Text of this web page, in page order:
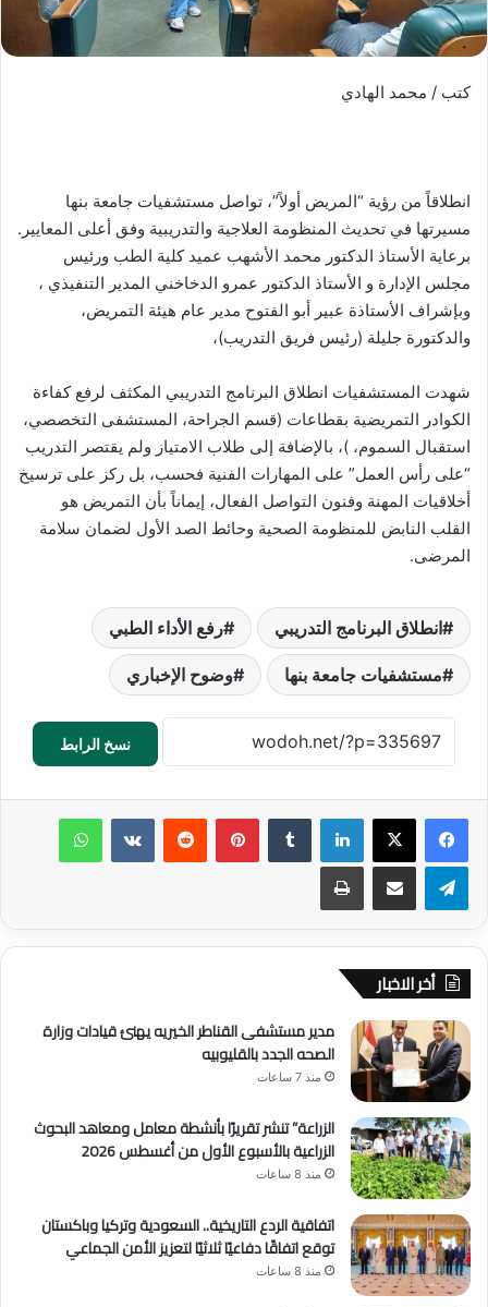
كتب / محمد الهادي
انطلاقاً من رؤية “المريض أولاً”، تواصل مستشفيات جامعة بنها
مسيرتها في تحديث المنظومة العلاجية والتدريبية وفق أعلى المعايير.
برعاية الأستاذ الدكتور محمد الأشهب عميد كلية الطب ورئيس
مجلس الإدارة و الأستاذ الدكتور عمرو الدخاخني المدير التنفيذي ،
وبإشراف الأستاذة عبير أبو الفتوح مدير عام هيئة التمريض،
والدكتورة جليلة (رئيس فريق التدريب)،
شهدت المستشفيات انطلاق البرنامج التدريبي المكثف لرفع كفاءة
الكوادر التمريضية بقطاعات (قسم الجراحة، المستشفى التخصصي،
استقبال السموم، )، بالإضافة إلى طلاب الامتياز ولم يقتصر التدريب
“على رأس العمل” على المهارات الفنية فحسب، بل ركز على ترسيخ
أخلاقيات المهنة وفنون التواصل الفعال، إيماناً بأن التمريض هو
القلب النابض للمنظومة الصحية وحائط الصد الأول لضمان سلامة
المرضى.
انطلاق البرنامج التدريبي رفع الأداء الطبي
مستشفيات جامعة بنها وضوح الإخباري
نسخ الرابط
لينكدإن بينتيريست
أخر الاخبار
مدير مستشفى القناطر الخيريه يهنئ قيادات وزارة
الصحه الجدد بالقليوبيه
منذ 7 ساعات
الزراعة” تنشر تقريرًا بأنشطة معامل ومعاهد البحوث
الزراعية بالأسبوع الأول من أغسطس 2026
منذ 8 ساعات
اتفاقية الردع التاريخية.. السعودية وتركيا وباكستان
توقع اتفاقًا دفاعيًا ثلاثيًا لتعزيز الأمن الجماعي
منذ 8 ساعات